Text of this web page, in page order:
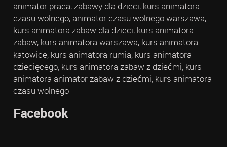
animator praca, zabawy dla dzieci, kurs animatora
czasu wolnego, animator czasu wolnego warszawa,
kurs animatora zabaw dla dzieci, kurs animatora
zabaw, kurs animatora warszawa, kurs animatora
katowice, kurs animatora rumia, kurs animatora
dziecięcego, kurs animatora zabaw z dziećmi, kurs
animatora animator zabaw z dziećmi, kurs animatora
czasu wolnego
Facebook